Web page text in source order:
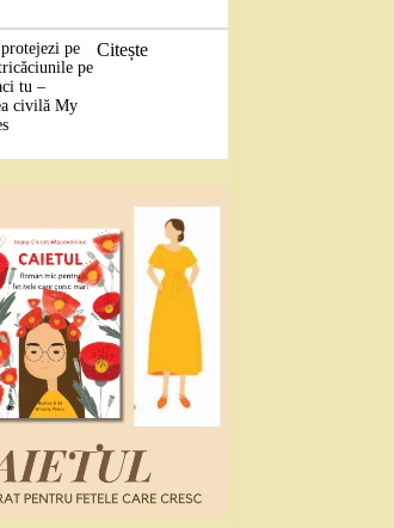
pe
pe
tu –
civilă My
Citește